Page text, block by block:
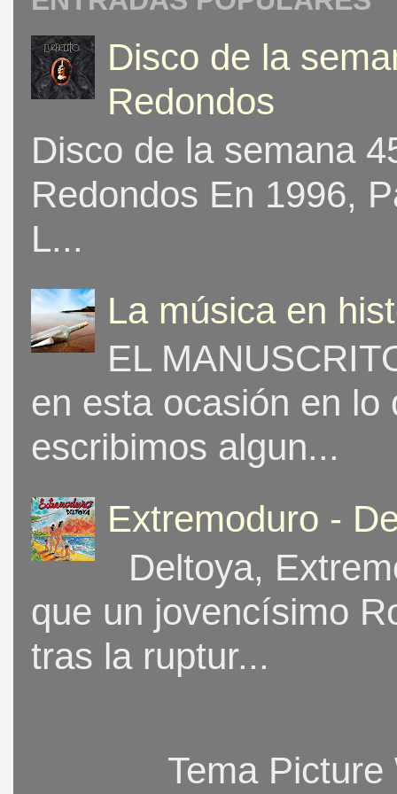
Disco de la
Redondos
Disco de la semana
Redondos En 1996,
L...
La música en
EL
en esta ocasión en
escribimos algun...
Extremoduro -
Deltoya,
que un jovencísimo
tras la ruptur...
Tema